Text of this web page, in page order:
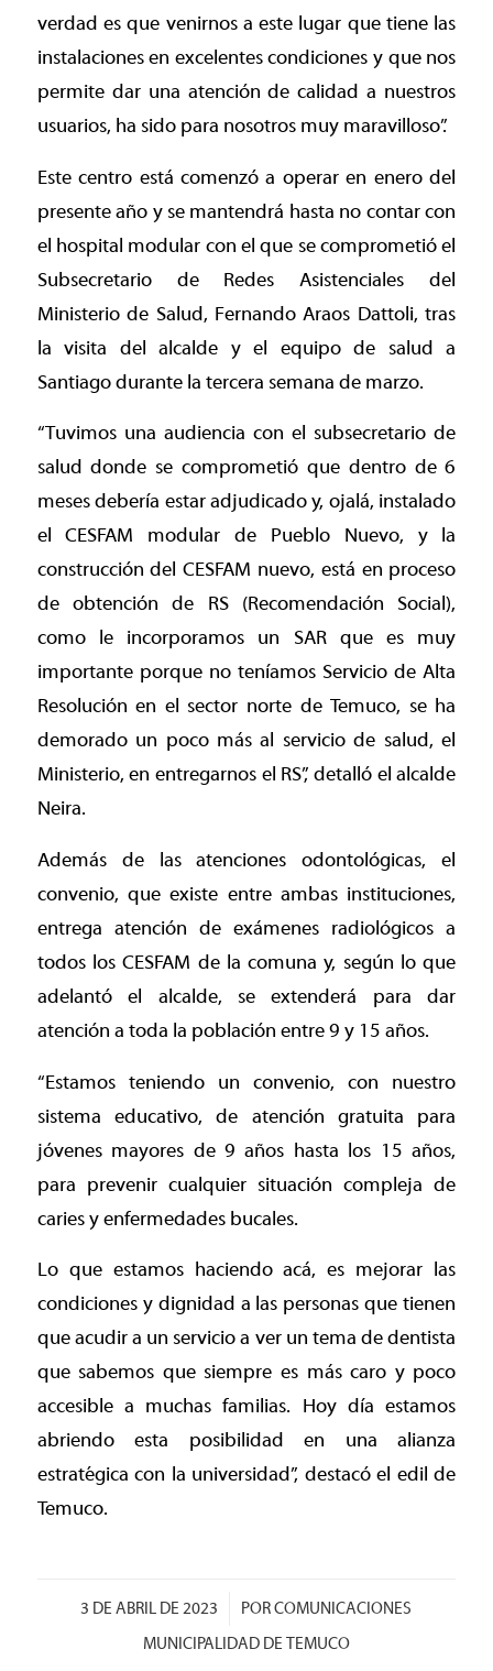
verdad es que venirnos a este lugar que tiene las
instalaciones en excelentes condiciones y que nos
permite dar una atención de calidad a nuestros
usuarios, ha sido para nosotros muy maravilloso”.
Este centro está comenzó a operar en enero del
presente año y se mantendrá hasta no contar con
el hospital modular con el que se comprometió el
Subsecretario de Redes Asistenciales del
Ministerio de Salud, Fernando Araos Dattoli, tras
la visita del alcalde y el equipo de salud a
Santiago durante la tercera semana de marzo.
“Tuvimos una audiencia con el subsecretario de
salud donde se comprometió que dentro de 6
meses debería estar adjudicado y, ojalá, instalado
el CESFAM modular de Pueblo Nuevo, y la
construcción del CESFAM nuevo, está en proceso
de obtención de RS (Recomendación Social),
como le incorporamos un SAR que es muy
importante porque no teníamos Servicio de Alta
Resolución en el sector norte de Temuco, se ha
demorado un poco más al servicio de salud, el
Ministerio, en entregarnos el RS”, detalló el alcalde
Neira.
Además de las atenciones odontológicas, el
convenio, que existe entre ambas instituciones,
entrega atención de exámenes radiológicos a
todos los CESFAM de la comuna y, según lo que
adelantó el alcalde, se extenderá para dar
atención a toda la población entre 9 y 15 años.
“Estamos teniendo un convenio, con nuestro
sistema educativo, de atención gratuita para
jóvenes mayores de 9 años hasta los 15 años,
para prevenir cualquier situación compleja de
caries y enfermedades bucales.
Lo que estamos haciendo acá, es mejorar las
condiciones y dignidad a las personas que tienen
que acudir a un servicio a ver un tema de dentista
que sabemos que siempre es más caro y poco
accesible a muchas familias. Hoy día estamos
abriendo esta posibilidad en una alianza
estratégica con la universidad”, destacó el edil de
Temuco.
3 DE ABRIL DE 2023
/ PORCOMUNICACIONES
MUNICIPALIDAD DE TEMUCO